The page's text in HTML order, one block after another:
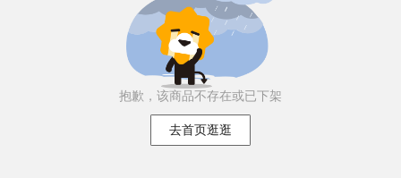
抱歉，该商品不存在或已下架
去首页逛逛